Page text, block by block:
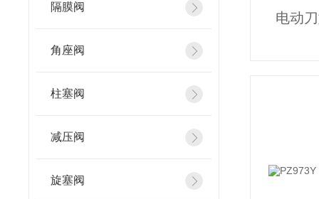
隔膜阀
角座阀
柱塞阀
减压阀
旋塞阀
电动